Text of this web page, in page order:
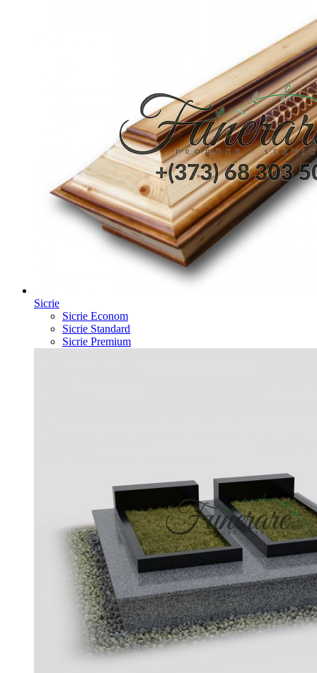
Sicrie
Sicrie Econom
Sicrie Standard
Sicrie Premium